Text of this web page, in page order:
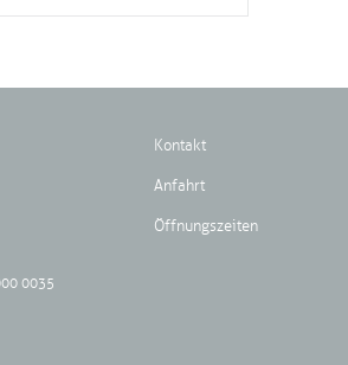
0035
Kontakt
Anfahrt
Öffnungszeiten